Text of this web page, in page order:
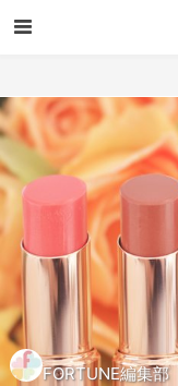
FORTUNE編集部